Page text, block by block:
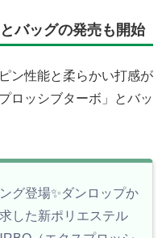
バッグの発売も開始
ン性能と柔らかい打感が
ロッシブターボ」とバッ
グ登場✨ダンロップか
した新ポリエステル